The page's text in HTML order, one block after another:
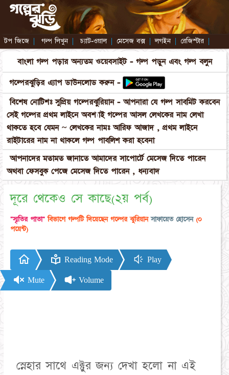
টপ জিজে | গল্প লিখুন | চ্যাট-ওয়াল | মেসেজ বক্স | লগইন | রেজিস্টার |
বাংলা গল্প পড়ার অন্যতম ওয়েবসাইট - গল্প পড়ুন এবং গল্প বলুন
গল্পেরঝুড়ির এ্যাপ ডাউনলোড করুন -
বিশেষ নোটিশঃ সুপ্রিয় গল্পেরঝুরিয়ান - আপনারা যে গল্প সাবমিট করবেন
সেই গল্পের প্রথম লাইনে অবশ্যাই গল্পের আসল লেখকের নাম লেখা
থাকতে হবে যেমন ~ লেখকের নামঃ আরিফ আজাদ , প্রথম লাইনে
রাইটারের নাম না থাকলে গল্প পাবলিশ করা হবেনা
আপনাদের মতামত জানাতে আমাদের সাপোর্টে মেসেজ দিতে পারেন
অথবা ফেসবুক পেজে মেসেজ দিতে পারেন , ধন্যবাদ
দূরে থেকেও সে কাছে(২য় পর্ব)
"স্মৃতির পাতা" বিভাগে গল্পটি দিয়েছেন গল্পের ঝুরিয়ানসাফায়েত হোসেন(০
পয়েন্ট)
Reading Mode Play
Mute Volume
স্নেহার সাথে এক্টুর জন্য দেখা হলো না এই